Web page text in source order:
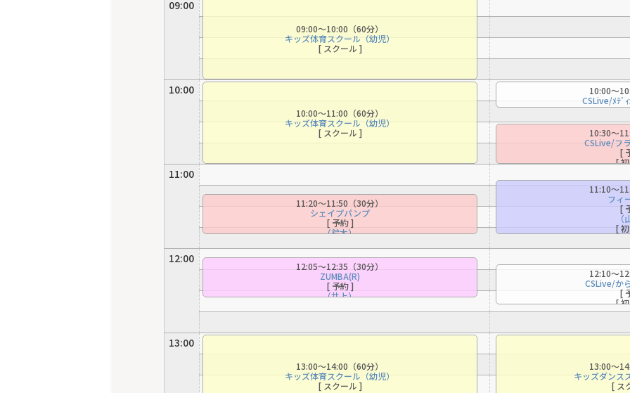
09:00
10:00
11:00
12:00
13:00
09:00〜10:00（60分）
キッズ体育スクール（幼児）
[ スクール ]
10:00〜11:00（60分）
キッズ体育スクール（幼児）
[ スクール ]
11:20〜11:50（30分）
シェイプパンプ
[ 予約 ]
（鈴木）
12:05〜12:35（30分）
ZUMBA(R)
[ 予約 ]
（井上）
13:00〜14:00（60分）
キッズ体育スクール（幼児）
[ スクール ]
10:00〜
CSLive/ﾒﾃﾞｨ
[
[
10:30〜
CSLive/フ
[
[
11:10〜
フィ
[
（
[
12:10〜
CSLive/か
[
[
13:00〜
キッズダンス
[ ス